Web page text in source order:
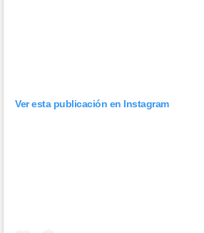
Ver esta publicación en Instagram